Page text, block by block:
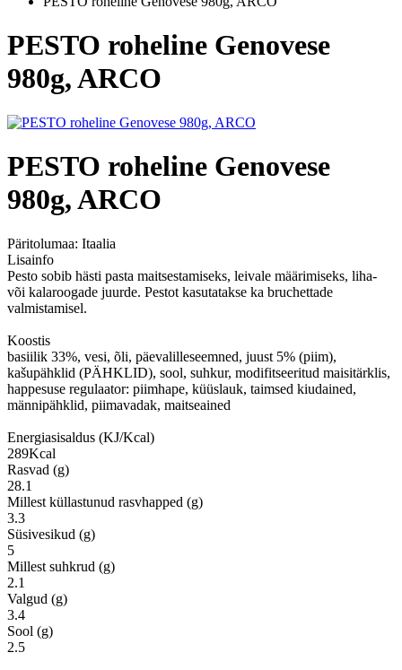
PESTO roheline Genovese
980g, ARCO
PESTO roheline Genovese
980g, ARCO
Päritolumaa: Itaalia
Lisainfo
Pesto sobib hästi pasta maitsestamiseks, leivale määrimiseks, liha-
või kalaroogade juurde. Pestot kasutatakse ka bruchettade
valmistamisel.
Koostis
basiilik 33%, vesi, õli, päevalilleseemned, juust 5% (piim),
kašupähklid (PÄHKLID), sool, suhkur, modifitseeritud maisitärklis,
happesuse regulaator: piimhape, küüslauk, taimsed kiudained,
männipähklid, piimavadak, maitseained
Energiasisaldus (KJ/Kcal)
289Kcal
Rasvad (g)
28.1
Millest küllastunud rasvhapped (g)
3.3
Süsivesikud (g)
5
Millest suhkrud (g)
2.1
Valgud (g)
3.4
Sool (g)
2.5